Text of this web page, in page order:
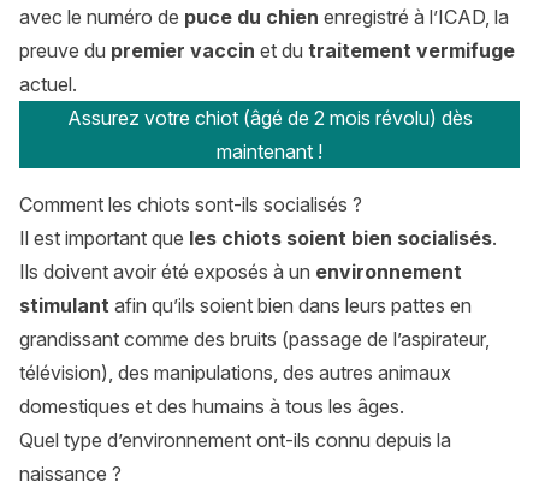
avec le numéro de puce du chien enregistré à l’ICAD, la
preuve du premier vaccin et du traitement vermifuge
actuel.
Assurez votre chiot (âgé de 2 mois révolu) dès
maintenant !
Comment les chiots sont-ils socialisés ?
Il est important que les chiots soient bien socialisés.
Ils doivent avoir été exposés à un environnement
stimulant afin qu’ils soient bien dans leurs pattes en
grandissant comme des bruits (passage de l’aspirateur,
télévision), des manipulations, des autres animaux
domestiques et des humains à tous les âges.
Quel type d’environnement ont-ils connu depuis la
naissance ?